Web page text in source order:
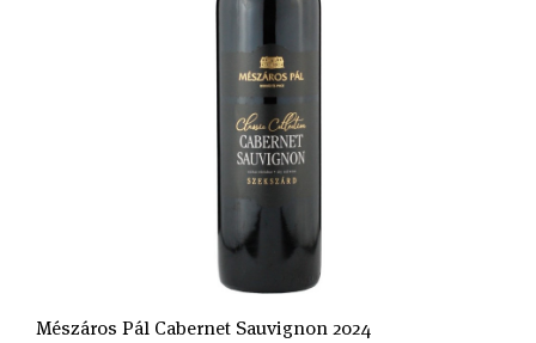
Mészáros Pál Cabernet Sauvignon 2024